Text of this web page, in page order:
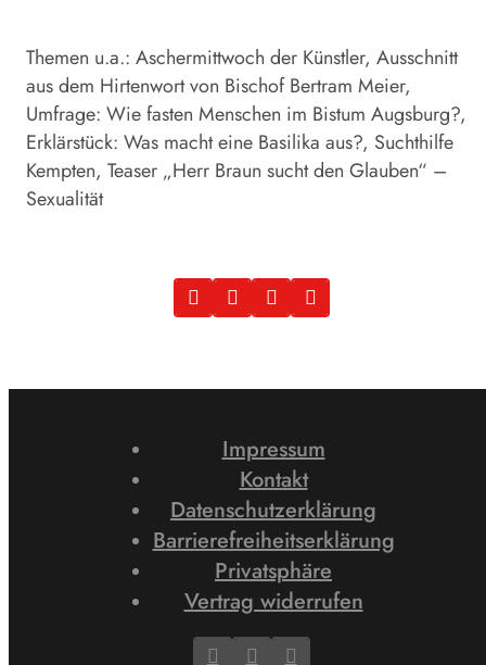
Themen u.a.: Aschermittwoch der Künstler, Ausschnitt
aus dem Hirtenwort von Bischof Bertram Meier,
Umfrage: Wie fasten Menschen im Bistum Augsburg?,
Erklärstück: Was macht eine Basilika aus?, Suchthilfe
Kempten, Teaser „Herr Braun sucht den Glauben“ –
Sexualität
Impressum
Kontakt
Datenschutzerklärung
Barrierefreiheitserklärung
Privatsphäre
Vertrag widerrufen